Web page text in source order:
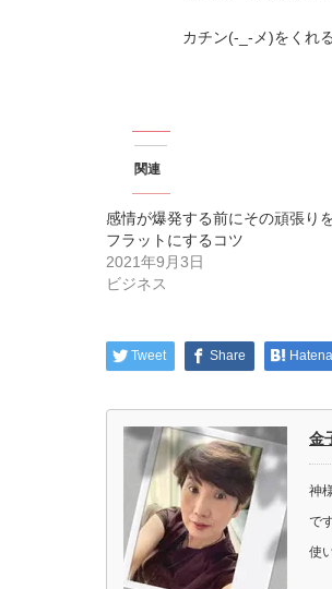
カチン(-_-メ)をくれ
関連
感情が爆発する前にその頑張り
フラットにするコツ
2021年9月3日
ビジネス
Tweet Share Hatena
金
神
で
使